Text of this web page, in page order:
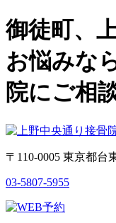
御徒町、
お悩みな
院にご相
〒110-0005 東京都台
03-5807-5955